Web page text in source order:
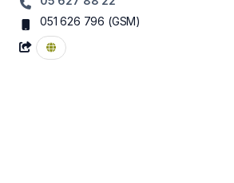
051 626 796 (GSM)